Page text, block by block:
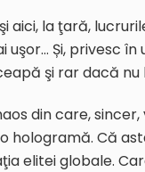
aici, la ţară,
uşor… Și, privesc
şi rar dacă
din care,
hologramă. Că
elitei globale.